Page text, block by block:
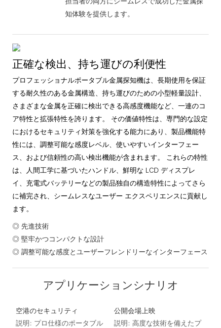
知体験を提供します。
正確な検出、持ち運びの利便性
プロフェッショナルポータブル金属探知機は、長期使用を保証
する耐久性のある金属構造、持ち運びのための小型軽量設計、
さまざまな金属を正確に検出できる高感度機能など、一連のコ
ア特性と拡張特性を誇ります。 その価値特性は、専門的な設定
におけるセキュリティ対策を強化する能力にあり、製品機能特
性には、調整可能な感度レベル、使いやすいインターフェー
ス、および信頼性の高い検出機能が含まれます。 これらの特性
は、人間工学に基づいたハンドル、鮮明な LCD ディスプレ
イ、充電式バッテリーなどの製品独自の構造特性によってさら
に補完され、シームレスなユーザー エクスペリエンスに貢献し
ます。
◎ 先進技術
◎ 堅牢かつコンパクトな設計
◎ 調整可能な感度とユーザーフレンドリーなインターフェース
アプリケーションシナリオ
空港のセキュリティ
説明: プロ仕様のポータブル
公開会場上映
説明: 高度な技術を備えたプ